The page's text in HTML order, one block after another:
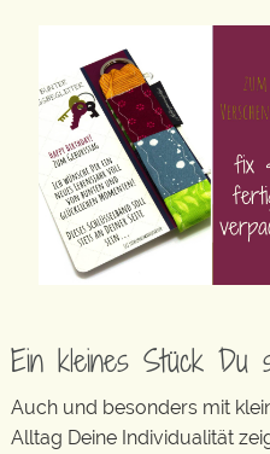
Ein kleines Stück Du
Auch und besonders mit
Alltag Deine Individualität